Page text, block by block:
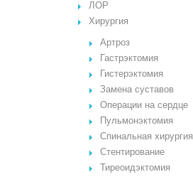
ЛОР
Хирургия
Артроз
Гастрэктомия
Гистерэктомия
Замена суставов
Операции на сердце
Пульмонэктомия
Спинальная хирургия
Стентирование
Тиреоидэктомия